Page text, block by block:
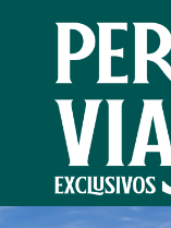
contenido